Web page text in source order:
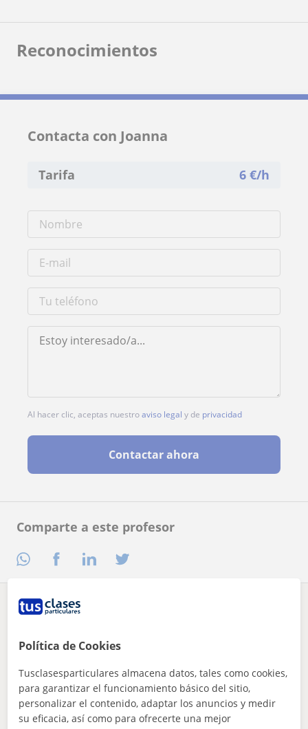
Comparte a este profesor
Reconocimientos
Contacta con Joanna
Tarifa 6 €/h
Al hacer clic, aceptas nuestroaviso legal y de privacidad
Contactar ahora
¿Hay algún error en este perfil?
Tus clases particulares Lenguaje Musical
Otros profesores de Lenguaje Musical en
Mérida que pueden interesarte
Política de Cookies
Tusclasesparticulares almacena datos, tales como cookies,
para garantizar el funcionamiento básico del sitio,
personalizar el contenido, adaptar los anuncios y medir
su eficacia, así como para ofrecerte una mejor